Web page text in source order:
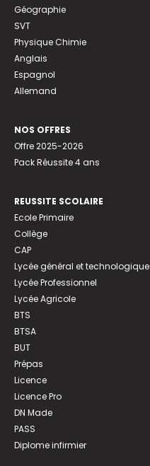
Géographie
SVT
Physique Chimie
Anglais
Espagnol
Allemand
NOS OFFRES
Offre 2025-2026
Pack Réussite 4 ans
REUSSITE SCOLAIRE
Ecole Primaire
Collège
CAP
Lycée général et technologique
Lycée Professionnel
Lycée Agricole
BTS
BTSA
BUT
Prépas
Licence
Licence Pro
DN Made
PASS
Diplome infirmier